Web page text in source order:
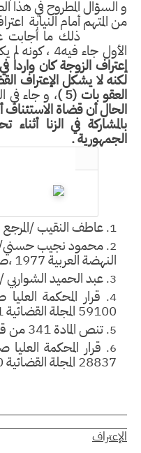
المطروح في هذا
المتهم أمام النيابة اعترافا
ذلك ما أجابت عنه
فيه4 ، كونه لم يكن مدلا به أمام القاضي
الزوجة كان واردا في
لا يشكل الإعتراف القضائي الوارد
بات (5 ) ، و جاء في
أن قضاة الاستئناف
في الزنا
.
عاطف النقيب /المرجع
محمود نجيب حسني/شرح
النهضة العربية 1977 ،صفحة 462 .
عبد الحميد الشواربي /
59100 المجلة القضائية 1991 العدد الثالث صفحة 244
تنص المادة 341 من قانون العقوبات ...
28837 المجلة القضائية 90 عدد 1 صفحة 275 .